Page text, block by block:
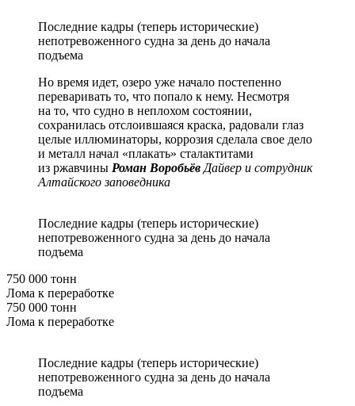
Последние кадры (теперь исторические)
непотревоженного судна за день до начала
подъема
Но время идет, озеро уже начало постепенно
переваривать то, что попало к нему. Несмотря
на то, что судно в неплохом состоянии,
сохранилась отслоившаяся краска, радовали глаз
целые иллюминаторы, коррозия сделала свое дело
и металл начал «плакать» сталактитами
из ржавчины Роман Воробьёв Дайвер и сотрудник
Алтайского заповедника
Последние кадры (теперь исторические)
непотревоженного судна за день до начала
подъема
750 000 тонн
Лома к переработке
750 000 тонн
Лома к переработке
Последние кадры (теперь исторические)
непотревоженного судна за день до начала
подъема